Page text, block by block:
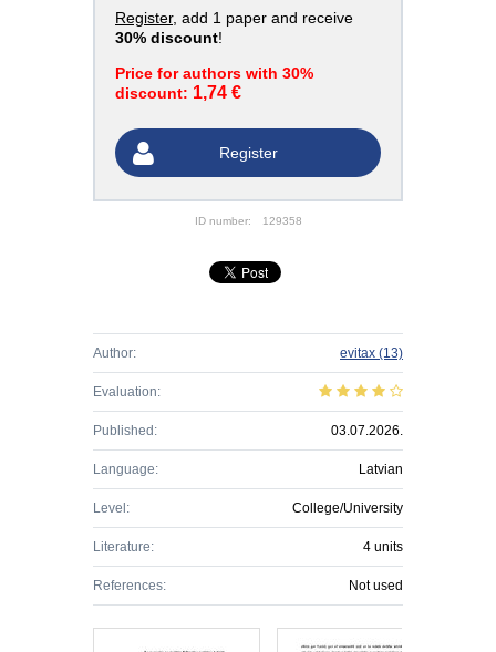
Register, add 1 paper and receive
30% discount!
Price for authors with 30%
discount: 1,74 €
Register
ID number: 129358
Author: evitax (13)
Evaluation:
Published: 03.07.2026.
Language: Latvian
Level: College/University
Literature: 4 units
References: Not used